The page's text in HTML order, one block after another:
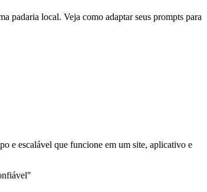
padaria local. Veja como adaptar seus prompts para
e escalável que funcione em um site, aplicativo e